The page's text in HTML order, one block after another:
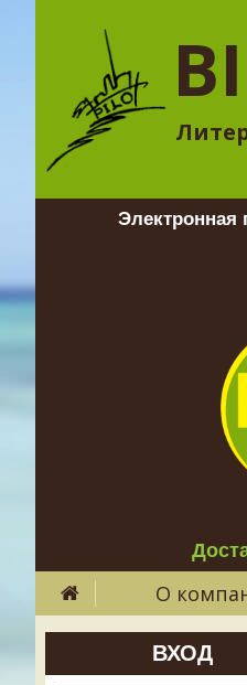
О
ВХОД